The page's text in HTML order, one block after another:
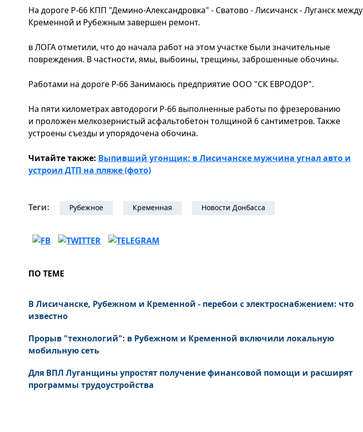
На дороге Р-66 КПП "Демино-Александровка" - Сватово - Лисичанск - Луганск между
Кременной и Рубежным завершен ремонт.
в ЛОГА отметили, что до начала работ на этом участке были значительные
повреждения. В частности, ямы, выбоины, трещины, заброшенные обочины.
Работами на дороге Р-66 Занимаюсь предприятие ООО "СК ЕВРОДОР".
На пяти километрах автодороги Р-66 выполненные работы по фрезерованию
и проложен мелкозернистый асфальтобетон толщиной 6 сантиметров. Также
устроены съезды и упорядочена обочина.
Читайте также: Выпивший угонщик: в Лисичанске мужчина угнал авто и
устроил ДТП на пляже (фото)
Теги: Рубежное Кременная Новости Донбасса
ПО ТЕМЕ
В Лисичанске, Рубежном и Кременной - перебои с электроснабжением: что
известно
Прорыв "технологий": в Рубежном и Кременной включили локальную
мобильную сеть
Для ВПЛ Луганщины упростят получение финансовой помощи и расширят
программы трудоустройства